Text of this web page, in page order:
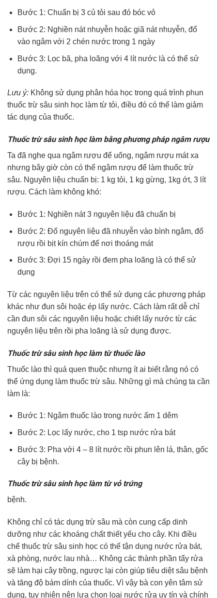
Bước 1: Chuẩn bị 3 củ tỏi sau đó bóc vỏ
Bước 2: Nghiền nát nhuyễn hoặc giã nát nhuyễn, đổ
vào ngâm với 2 chén nước trong 1 ngày
Bước 3: Lọc bã, pha loãng với 4 lít nước là có thể sử
dụng.
Lưu ý: Không sử dụng phân hóa học trong quá trình phun
thuốc trừ sâu sinh học làm từ tỏi, điều đó có thể làm giảm
tác dụng của thuốc.
Thuốc trừ sâu sinh học làm bằng phương pháp ngâm rượu
Ta đã nghe qua ngâm rượu để uống, ngâm rượu mát xa
nhưng bây giờ còn có thể ngâm rượu để làm thuốc trừ
sâu. Nguyên liệu chuẩn bị: 1 kg tỏi, 1 kg gừng, 1kg ớt, 3 lít
rượu. Cách làm không khó:
Bước 1: Nghiền nát 3 nguyên liệu đã chuẩn bị
Bước 2: Đổ nguyên liệu đã nhuyễn vào bình ngâm, đổ
rượu rồi bịt kín chúm để nơi thoáng mát
Bước 3: Đợi 15 ngày rồi đem pha loãng là có thể sử
dụng
Từ các nguyên liệu trên có thể sử dụng các phương pháp
khác như đun sôi hoặc ép lấy nước. Cách làm rất dễ chỉ
cần đun sôi các nguyên liệu hoặc chiết lấy nước từ các
nguyên liệu trên rồi pha loãng là sử dụng được.
Thuốc trừ sâu sinh học làm từ thuốc lào
Thuốc lào thì quá quen thuộc nhưng ít ai biết rằng nó có
thể ứng dụng làm thuốc trừ sâu. Những gì mà chúng ta cần
làm là:
Bước 1: Ngâm thuốc lào trong nước ấm 1 dêm
Bước 2: Lọc lấy nước, cho 1 tsp nước rửa bát
Bước 3: Pha với 4 – 8 lít nước rồi phun lên lá, thân, gốc
cây bị bệnh.
Thuốc trừ sâu sinh học làm từ vỏ trứng
bệnh.
Không chỉ có tác dụng trừ sâu mà còn cung cấp dinh
dưỡng như các khoáng chất thiết yếu cho cây. Khi điều
chế thuốc trừ sâu sinh học có thể tận dụng nước rửa bát,
xà phòng, nước lau nhà… Không các thành phần tẩy rửa
sẽ làm hại cây trồng, ngược lại còn giúp tiêu diệt sâu bệnh
và tăng độ bám dính của thuốc. Vì vậy bà con yên tâm sử
dụng, tuy nhiên nên lựa chọn loại nước rửa uy tín và chính